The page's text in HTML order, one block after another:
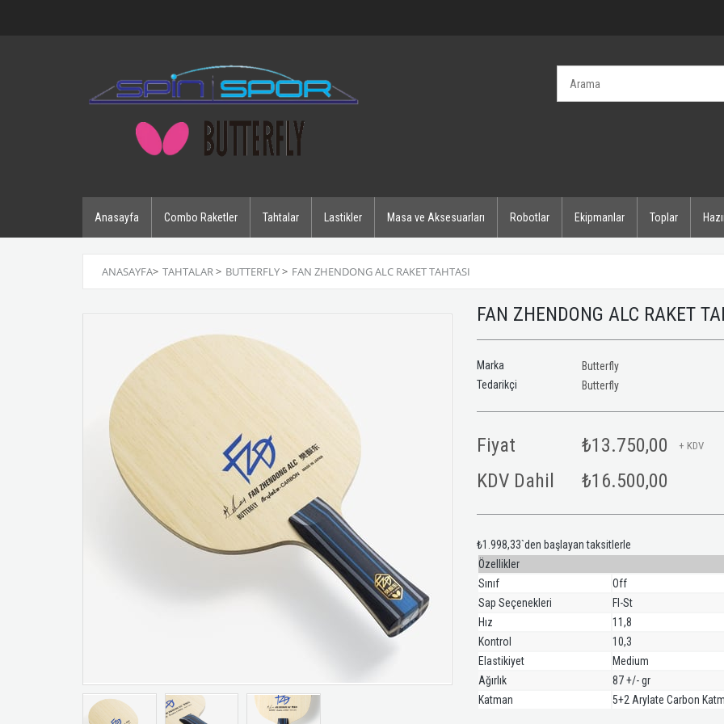
Anasayfa Combo Raketler Tahtalar Lastikler Masa ve Aksesuarları Robotlar Ekipmanlar Toplar
ANASAYFA> TAHTALAR> BUTTERFLY> FAN ZHENDONG ALC RAKET TAHTASI
FAN ZHENDONG ALC RAKET
Marka
Butterfly
Tedarikçi
Butterfly
Fiyat ₺13.750,00 + KDV
KDV Dahil ₺16.500,00
₺1.998,33`den başlayan taksitlerle
Özellikler
Sınıf
Off
Sap Seçenekleri
Fl-St
Hız
11,8
Kontrol
10,3
Elastikiyet
Medium
Ağırlık
87 +/- gr
Katman
5+2 Arylate Carbon